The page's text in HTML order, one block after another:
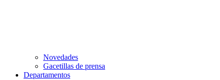
Novedades
Gacetillas de prensa
Departamentos